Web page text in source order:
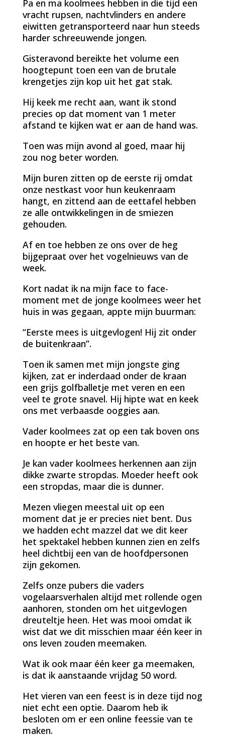
Pa en ma koolmees hebben in die tijd een
vracht rupsen, nachtvlinders en andere
eiwitten getransporteerd naar hun steeds
harder schreeuwende jongen.
Gisteravond bereikte het volume een
hoogtepunt toen een van de brutale
krengetjes zijn kop uit het gat stak.
Hij keek me recht aan, want ik stond
precies op dat moment van 1 meter
afstand te kijken wat er aan de hand was.
Toen was mijn avond al goed, maar hij
zou nog beter worden.
Mijn buren zitten op de eerste rij omdat
onze nestkast voor hun keukenraam
hangt, en zittend aan de eettafel hebben
ze alle ontwikkelingen in de smiezen
gehouden.
Af en toe hebben ze ons over de heg
bijgepraat over het vogelnieuws van de
week.
Kort nadat ik na mijn face to face-
moment met de jonge koolmees weer het
huis in was gegaan, appte mijn buurman:
“Eerste mees is uitgevlogen! Hij zit onder
de buitenkraan”.
Toen ik samen met mijn jongste ging
kijken, zat er inderdaad onder de kraan
een grijs golfballetje met veren en een
veel te grote snavel. Hij hipte wat en keek
ons met verbaasde ooggies aan.
Vader koolmees zat op een tak boven ons
en hoopte er het beste van.
Je kan vader koolmees herkennen aan zijn
dikke zwarte stropdas. Moeder heeft ook
een stropdas, maar die is dunner.
Mezen vliegen meestal uit op een
moment dat je er precies niet bent. Dus
we hadden echt mazzel dat we dit keer
het spektakel hebben kunnen zien en zelfs
heel dichtbij een van de hoofdpersonen
zijn gekomen.
Zelfs onze pubers die vaders
vogelaarsverhalen altijd met rollende ogen
aanhoren, stonden om het uitgevlogen
dreuteltje heen. Het was mooi omdat ik
wist dat we dit misschien maar één keer in
ons leven zouden meemaken.
Wat ik ook maar één keer ga meemaken,
is dat ik aanstaande vrijdag 50 word.
Het vieren van een feest is in deze tijd nog
niet echt een optie. Daarom heb ik
besloten om er een online feessie van te
maken.